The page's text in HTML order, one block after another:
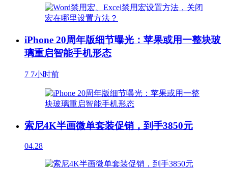
iPhone 20周年版细节曝光：苹果或用一整块玻
璃重启智能手机形态
7 7小时前
索尼4K半画微单套装促销，到手3850元
04.28